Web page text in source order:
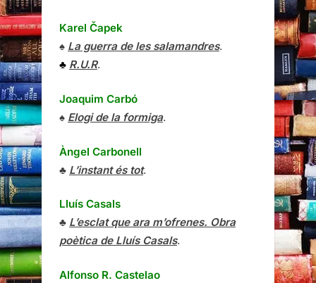
Karel Čapek
♠ La guerra de les salamandres.
♣ R.U.R.
Joaquim Carbó
♠ Elogi de la formiga.
Àngel Carbonell
♣ L’instant és tot.
Lluís Casals
♣ L’esclat que ara m’ofrenes. Obra
poètica de Lluís Casals.
Alfonso R. Castelao